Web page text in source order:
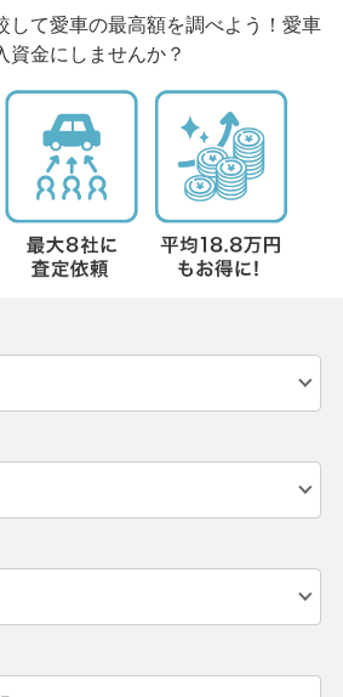
して愛車の最高額を調べよう！愛車
資金にしませんか？